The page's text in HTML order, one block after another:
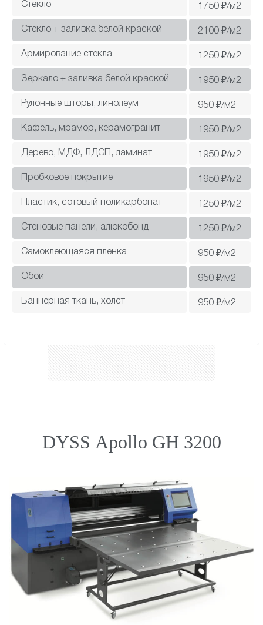
Стекло 1750 ₽/м2
Стекло + заливка белой краской 2100 ₽/м2
Армирование стекла 1250 ₽/м2
Зеркало + заливка белой краской 1950 ₽/м2
Рулонные шторы, линолеум 950 ₽/м2
Кафель, мрамор, керамогранит 1950 ₽/м2
Дерево, МДФ, ЛДСП, ламинат 1950 ₽/м2
Пробковое покрытие 1950 ₽/м2
Пластик, сотовый поликарбонат 1250 ₽/м2
Cтеновые панели, алюкобонд 1250 ₽/м2
Самоклеющаяся пленка 950 ₽/м2
Обои 950 ₽/м2
Баннерная ткань, холст 950 ₽/м2
DYSS Apollo GH 3200